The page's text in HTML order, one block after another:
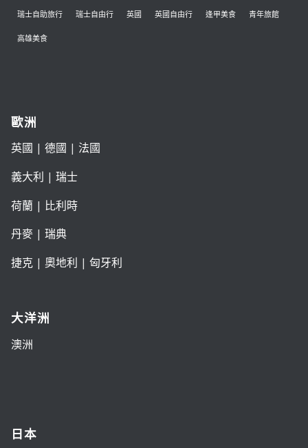
瑞士自助旅行 瑞士自由行 英國 英國自由行 逢甲美食 青年旅館
高雄美食
歐洲
英國 | 德國 | 法國
義大利 | 瑞士
荷蘭| 比利時
丹麥| 瑞典
捷克| 奧地利 | 匈牙利
大洋洲
澳洲
日本